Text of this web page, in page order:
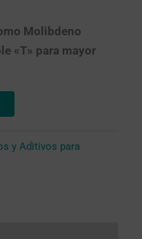
Molibdeno
«T» para mayor
y Aditivos para